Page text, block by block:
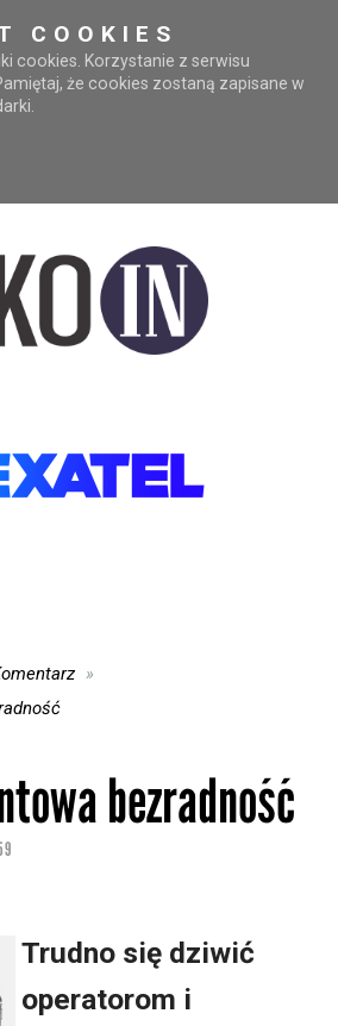
COOKIES
cookies. Korzystanie z serwisu
że cookies zostaną zapisane w
bezradność
Trudno się dziwić
operatorom i